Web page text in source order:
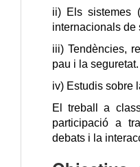
ii) Els sistemes
internacionals de
iii) Tendències,
pau i la seguretat.
iv) Estudis sobre
El treball a
participació a
debats i la